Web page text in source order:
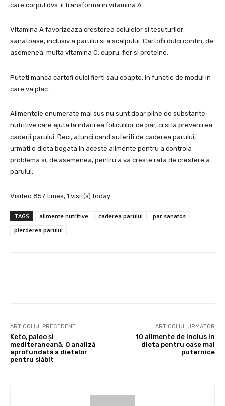
care corpul dvs. il transforma in vitamina A.
Vitamina A favorizeaza cresterea celulelor si tesuturilor
sanatoase, inclusiv a parului si a scalpului. Cartofii dulci contin, de
asemenea, multa vitamina C, cupru, fier si proteine.
Puteti manca cartofi dulci fierti sau coapte, in functie de modul in
care va plac.
Alimentele enumerate mai sus nu sunt doar pline de substante
nutritive care ajuta la intarirea foliculilor de par, ci si la prevenirea
caderii parului. Deci, atunci cand suferiti de caderea parului,
urmati o dieta bogata in aceste alimente pentru a controla
problema si, de asemenea, pentru a va creste rata de crestere a
parului.
Visited 857 times, 1 visit(s) today
TAGS alimente nutritive caderea parului
par sanatos
pierderea parului
ARTICOLUL PRECEDENT
Keto, paleo și
mediteraneană: O analiză
aprofundată a dietelor
pentru slăbit
ARTICOLUL URMĂTOR
10 alimente de inclus in
dieta pentru oase mai
puternice